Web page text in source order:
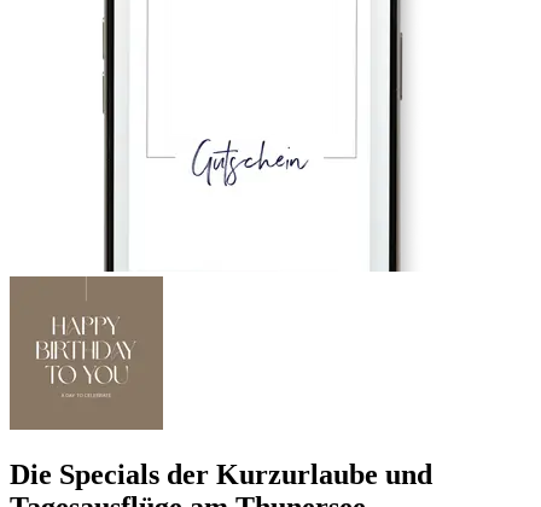
Die Specials der Kurzurlaube und